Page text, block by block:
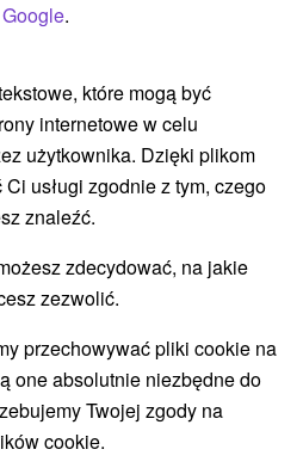
i miasteczka dziecięce
zamkowe
architektoniczne(2)
(2) Skanseny (2)
(1)
(1)
dla dzieci(5) Tarcze(1)
i fermy zwierząt
turystyczne (4)
(1)
.
które mogą być
internetowe w celu
użytkownika. Dzięki plikom
usługi zgodnie z tym, czego
znaleźć.
zdecydować, na jakie
zezwolić.
przechowywać pliki cookie na
one absolutnie niezbędne do
Twojej zgody na
cookie.